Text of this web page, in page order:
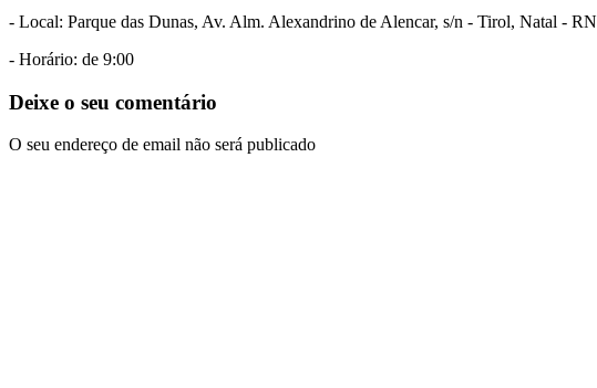
- Local: Parque das Dunas, Av. Alm. Alexandrino de Alencar, s/n - Tirol, Natal - RN
- Horário: de 9:00
Deixe o seu comentário
O seu endereço de email não será publicado